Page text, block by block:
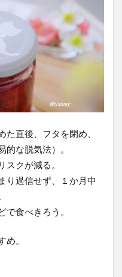
直後、フタを閉め、
な脱気法）。
スクが減る。
り過信せず、１か月中
食べきろう。
。